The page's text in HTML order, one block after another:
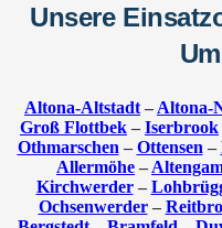
Unsere
Altona-Altstadt – Altona-
Groß Flottbek – Iserbrook
Othmarschen – Ottensen –
Allermöhe –
Kirchwerder–
Ochsenwerder–